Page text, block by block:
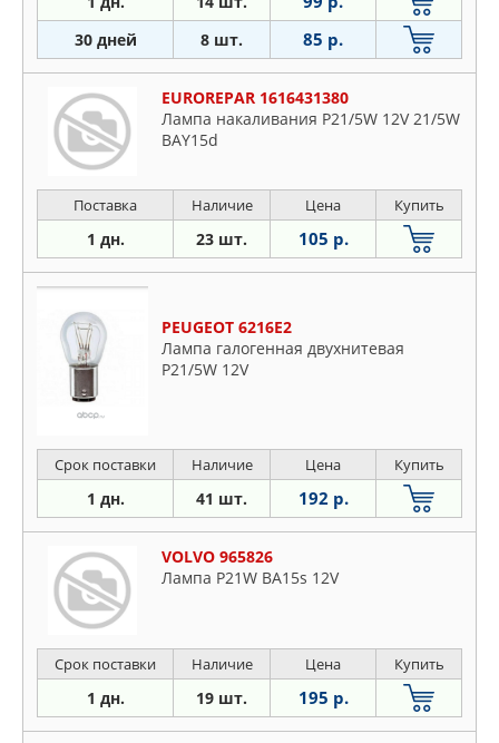
30 дней 8 шт. 85 р.
EUROREPAR 1616431380
Лампа накаливания P21/5W 12V 21/5W
BAY15d
Поставка Наличие Цена Купить
1 дн. 23 шт. 105 р.
PEUGEOT 6216E2
Лампа галогенная двухнитевая
P21/5W 12V
Срок поставки Наличие Цена Купить
1 дн. 41 шт. 192 р.
VOLVO 965826
Лампа P21W BA15s 12V
Срок поставки Наличие Цена Купить
1 дн. 19 шт. 195 р.